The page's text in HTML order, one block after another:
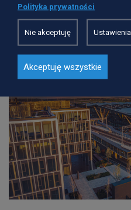
25 lat przemian
procent energii
Polityka prywatności
Nie akceptuję
Akceptuję wszystkie